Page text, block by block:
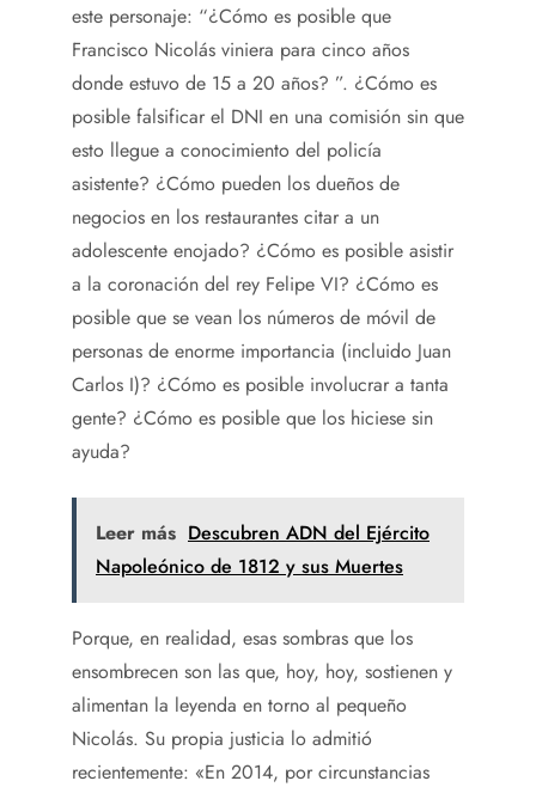
este personaje: “¿Cómo es posible que
Francisco Nicolás viniera para cinco años
donde estuvo de 15 a 20 años? ”. ¿Cómo es
posible falsificar el DNI en una comisión sin que
esto llegue a conocimiento del policía
asistente? ¿Cómo pueden los dueños de
negocios en los restaurantes citar a un
adolescente enojado? ¿Cómo es posible asistir
a la coronación del rey Felipe VI? ¿Cómo es
posible que se vean los números de móvil de
personas de enorme importancia (incluido Juan
Carlos I)? ¿Cómo es posible involucrar a tanta
gente? ¿Cómo es posible que los hiciese sin
ayuda?
Leer más Descubren ADN del Ejército
Napoleónico de 1812 y sus Muertes
Porque, en realidad, esas sombras que los
ensombrecen son las que, hoy, hoy, sostienen y
alimentan la leyenda en torno al pequeño
Nicolás. Su propia justicia lo admitió
recientemente: «En 2014, por circunstancias